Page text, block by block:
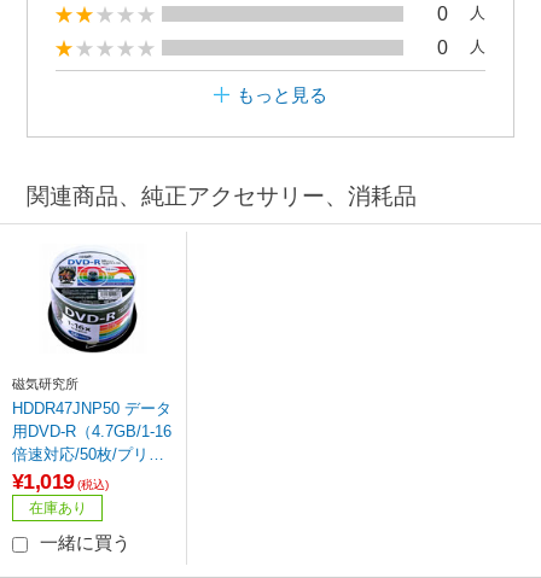
0 人
0 人
もっと見る
関連商品、純正アクセサリー、消耗品
磁気研究所
HDDR47JNP50 データ
用DVD-R（4.7GB/1-16
倍速対応/50枚/プリン
タブル）
¥1,019 (税込)
在庫あり
一緒に買う